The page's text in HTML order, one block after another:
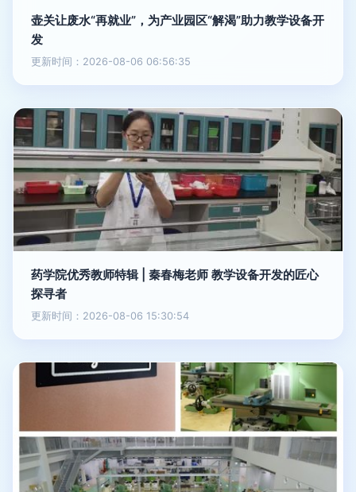
壶关让废水“再就业”，为产业园区“解渴”助力教学设备开
发
更新时间：2026-08-06 06:56:35
药学院优秀教师特辑 | 秦春梅老师 教学设备开发的匠心
探寻者
更新时间：2026-08-06 15:30:54